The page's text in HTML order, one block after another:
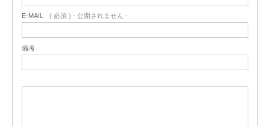
E-MAIL ( 必須 ) - 公開されません -
備考